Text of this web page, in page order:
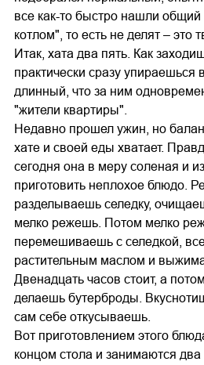
все как-то быстро нашли
котлом", то есть не делят – это
Итак, хата два пять. Как
практически сразу упираешься
длинный, что за ним
"жители квартиры".
Недавно прошел ужин, но
хате и своей еды хватает.
сегодня она в меру соленая и
приготовить неплохое блюдо.
разделываешь селедку,
мелко режешь. Потом мелко
перемешиваешь с селедкой,
растительным маслом и
Двенадцать часов стоит, а
делаешь бутерброды.
сам себе откусываешь.
Вот приготовлением этого
концом стола и занимаются